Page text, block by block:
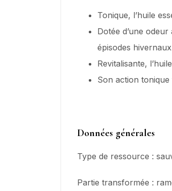
Tonique, l’huile
Dotée d’une
épisodes
Revitalisante,
Son action tonique
Données générales
Type de ressource :
Partie transformée :